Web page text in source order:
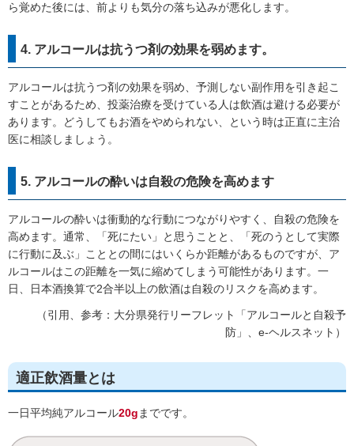
ら覚めた後には、前よりも気分の落ち込みが悪化します。
4. アルコールは抗うつ剤の効果を弱めます。
アルコールは抗うつ剤の効果を弱め、予測しない副作用を引き起こ
すことがあるため、投薬治療を受けている人は飲酒は避ける必要が
あります。どうしてもお酒をやめられない、という時は正直に主治
医に相談しましょう。
5. アルコールの酔いは自殺の危険を高めます
アルコールの酔いは衝動的な行動につながりやすく、自殺の危険を
高めます。通常、「死にたい」と思うことと、「死のうとして実際
に行動に及ぶ」こととの間にはいくらか距離があるものですが、ア
ルコールはこの距離を一気に縮めてしまう可能性があります。一
日、日本酒換算で2合半以上の飲酒は自殺のリスクを高めます。
（引用、参考：大分県発行リーフレット「アルコールと自殺予
防」、e-ヘルスネット）
適正飲酒量とは
一日平均純アルコール20g までです。